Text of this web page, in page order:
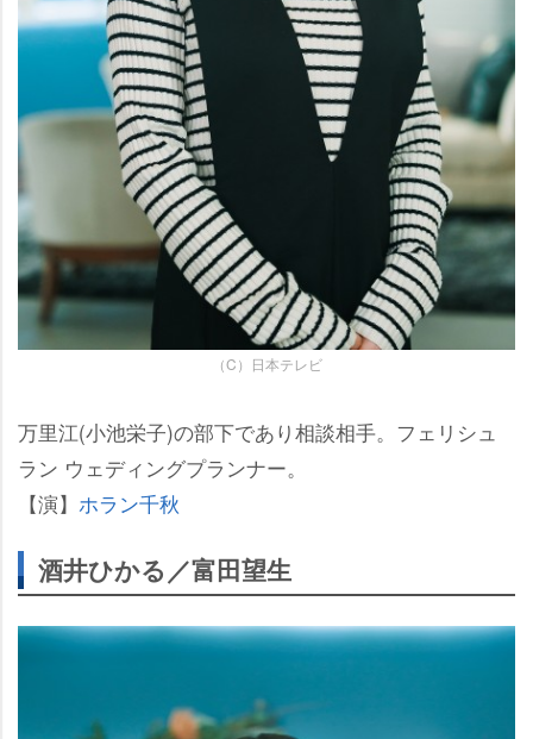
（C）日本テレビ
万里江(小池栄子)の部下であり相談相手。フェリシュ
ラン ウェディングプランナー。
【演】 ホラン千秋
酒井ひかる／富田望生